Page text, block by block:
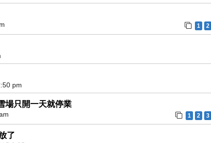
1 2
pm
場只開一天就停業
1 2 3
了